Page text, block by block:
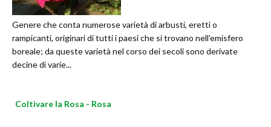
Genere che conta numerose varietà di arbusti, eretti o
rampicanti, originari di tutti i paesi che si trovano nell'emisfero
boreale; da queste varietà nel corso dei secoli sono derivate
decine di varie...
Coltivare la Rosa - Rosa